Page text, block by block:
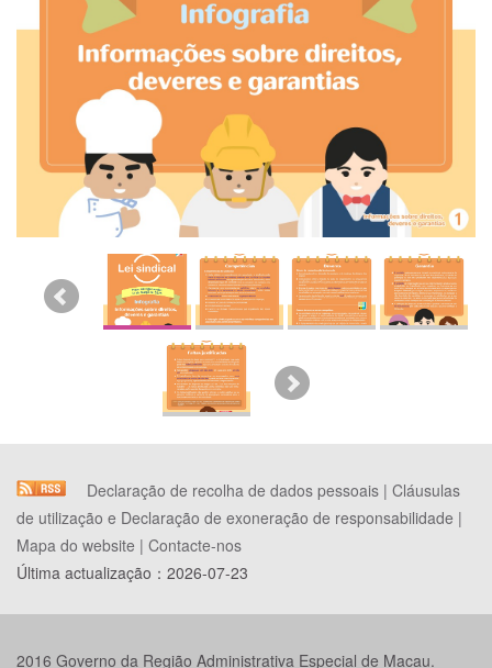
Declaração de recolha de dados pessoais | Cláusulas
de utilização e Declaração de exoneração de responsabilidade |
Mapa do website | Contacte-nos
Última actualização： 2026-07-23
2016 Governo da Região Administrativa Especial de Macau.